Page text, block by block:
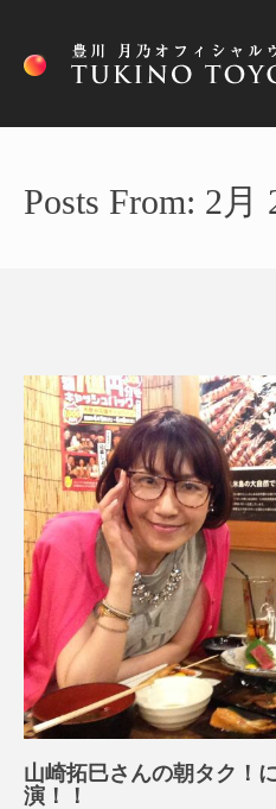
Posts From: 2月
山崎拓巳さんの朝タク！
演！！